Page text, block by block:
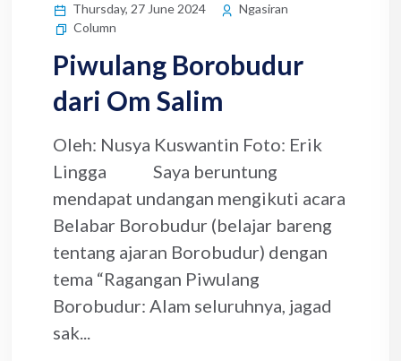
Thursday, 27 June 2024
Ngasiran
Column
Piwulang Borobudur
dari Om Salim
Oleh: Nusya Kuswantin Foto: Erik
Lingga Saya beruntung
mendapat undangan mengikuti acara
Belabar Borobudur (belajar bareng
tentang ajaran Borobudur) dengan
tema “Ragangan Piwulang
Borobudur: Alam seluruhnya, jagad
sak...